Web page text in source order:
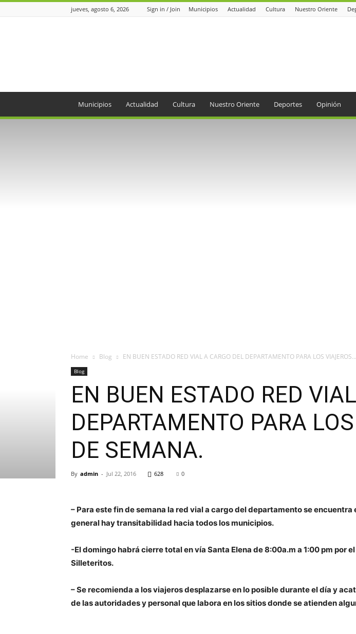
jueves, agosto 6, 2026 Sign in / Join Municipios Actualidad Cultura Nuestro Oriente
Municipios Actualidad Cultura Nuestro Oriente Deportes Opinión
Home Blog EN BUEN ESTADO RED VIAL A CARGO DEL DEPARTAMENTO PARA LOS VIAJEROS...
Blog
EN BUEN ESTADO RED
DEPARTAMENTO PARA
DE SEMANA.
By admin - Jul 22, 2016 628 0
– Para este fin de semana la red vial a cargo del departamento se encuentra
general hay transitabilidad hacia todos los municipios.
-El domingo habrá cierre total en vía Santa Elena de 8:00a.m a 1:00 pm por
Silleteritos.
– Se recomienda a los viajeros desplazarse en lo posible durante el día y
de las autoridades y personal que labora en los sitios donde se atienden